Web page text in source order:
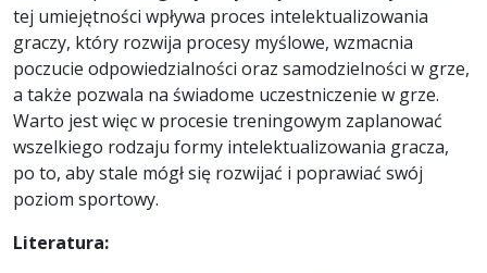
tej umiejętności wpływa proces intelektualizowania
graczy, który rozwija procesy myślowe, wzmacnia
poczucie odpowiedzialności oraz samodzielności w grze,
a także pozwala na świadome uczestniczenie w grze.
Warto jest więc w procesie treningowym zaplanować
wszelkiego rodzaju formy intelektualizowania gracza,
po to, aby stale mógł się rozwijać i poprawiać swój
poziom sportowy.
Literatura: